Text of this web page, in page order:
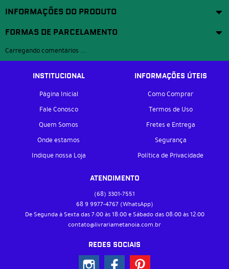
INFORMAÇÕES DO PRODUTO
FORMAS DE PARCELAMENTO
Carregando comentários ...
INSTITUCIONAL
Página Inicial
Fale Conosco
Quem Somos
Onde estamos
Indique nossa Loja
INFORMAÇÕES ÚTEIS
Como Comprar
Termos de Uso
Fretes e Entrega
Segurança
Política de Privacidade
ATENDIMENTO
(68) 3301-7551
68 9 9977-4767 (WhatsApp)
De Segunda à Sexta das 7:00 às 18:00 e Sábado das 08:00 às 12:00
contato@livrariametanoia.com.br
REDES SOCIAIS